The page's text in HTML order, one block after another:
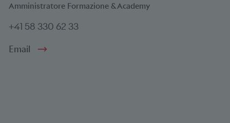
Amministratore Formazione & Academy
+41 58 330 62 33
Email